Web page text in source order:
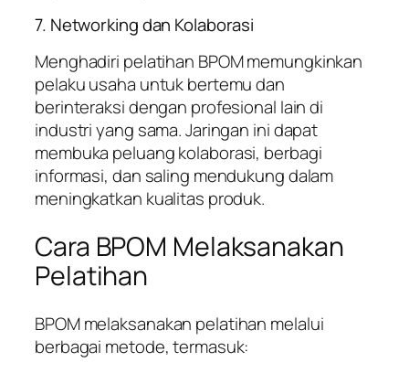
7. Networking dan Kolaborasi
Menghadiri pelatihan BPOM memungkinkan
pelaku usaha untuk bertemu dan
berinteraksi dengan profesional lain di
industri yang sama. Jaringan ini dapat
membuka peluang kolaborasi, berbagi
informasi, dan saling mendukung dalam
meningkatkan kualitas produk.
Cara BPOM Melaksanakan
Pelatihan
BPOM melaksanakan pelatihan melalui
berbagai metode, termasuk: